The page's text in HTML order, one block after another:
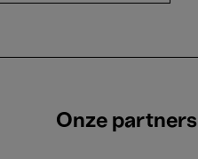
Onze partners